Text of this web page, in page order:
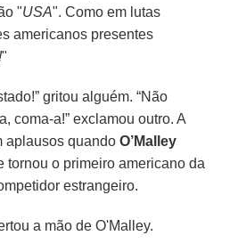
"USA". Como em lutas
americanos presentes
"
gritou alguém. “Não
coma-a!” exclamou outro. A
aplausos quandoO’Malley
tornou o primeiro americano da
estrangeiro.
a mão de O'Malley.